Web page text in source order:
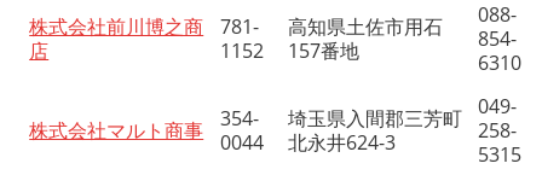
株式会社前川博之商
店
781-
1152
高知県土佐市用石
157番地
088-
854-
6310
株式会社マルト商事
354-
0044
埼玉県入間郡三芳町
北永井624-3
049-
258-
5315